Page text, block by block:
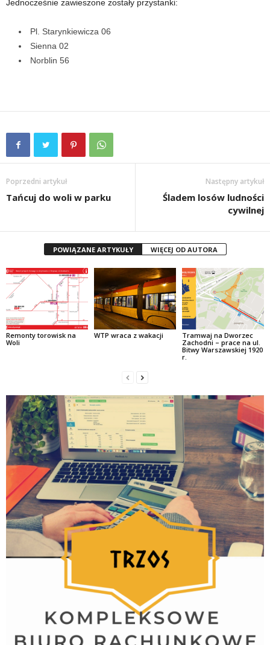
Jednocześnie zawieszone zostały przystanki:
Pl. Starynkiewicza 06
Sienna 02
Norblin 56
Poprzedni artykuł
Tańcuj do woli w parku
Następny artykuł
Śladem losów ludności
cywilnej
POWIĄZANE ARTYKUŁY WIĘCEJ OD AUTORA
Remonty torowisk na
Woli
WTP wraca z wakacji
Tramwaj na Dworzec
Zachodni – prace na ul.
Bitwy Warszawskiej 1920
r.